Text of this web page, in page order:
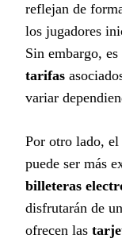
reflejan de
los jugadores
Sin embargo,
tarifas
variar
Por otro lado,
puede ser más
billeteras
disfrutarán de
ofrecen las